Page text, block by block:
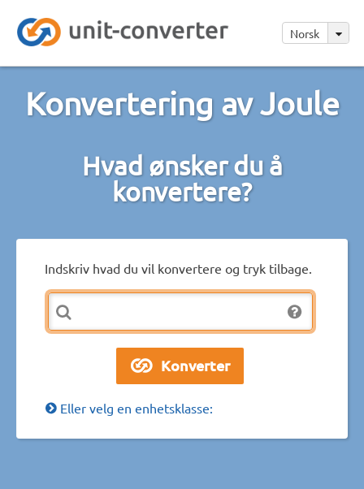
Norsk
Konvertering av Joule
Hvad ønsker du å
konvertere?
Indskriv hvad du vil konvertere og tryk tilbage.
Eller velg en enhetsklasse: